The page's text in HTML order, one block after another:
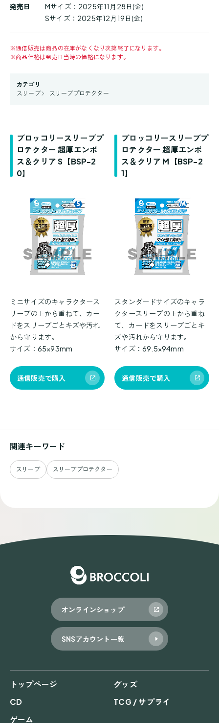
発売日
Mサイズ：2025年11月28日(金)
Sサイズ：2025年12月19日(金)
※通信販売は商品の在庫がなくなり次第終了になります。
※商品価格は発売日当時の価格になります。
カテゴリ
スリーブ
スリーブプロテクター
ブロッコリースリーブプ
ロテクター 超厚エンボ
ス＆クリア S【BSP-2
0】
ミニサイズのキャラクタース
リーブの上から重ねて、カー
ドをスリーブごとキズや汚れ
から守ります。
サイズ：65×93mm
通信販売で購入
ブロッコリースリーブプ
ロテクター 超厚エンボ
ス＆クリア M【BSP-2
1】
スタンダードサイズのキャラ
クタースリーブの上から重ね
て、カードをスリーブごとキ
ズや汚れから守ります。
サイズ：69.5×94mm
通信販売で購入
関連キーワード
スリーブ スリーブプロテクター
オンラインショップ
SNSアカウント一覧
トップページ
グッズ
CD
TCG / サプライ
ゲーム